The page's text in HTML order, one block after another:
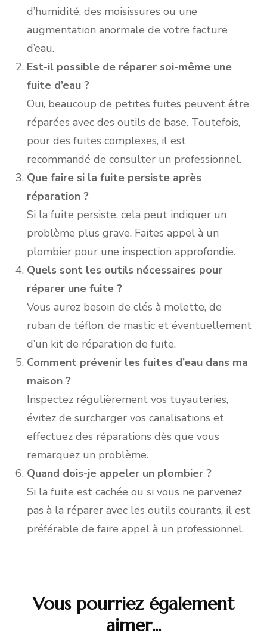
d’humidité, des moisissures ou une
augmentation anormale de votre facture
d’eau.
Est-il possible de réparer soi-même une
fuite d’eau ?
Oui, beaucoup de petites fuites peuvent être
réparées avec des outils de base. Toutefois,
pour des fuites complexes, il est
recommandé de consulter un professionnel.
Que faire si la fuite persiste après
réparation ?
Si la fuite persiste, cela peut indiquer un
problème plus grave. Faites appel à un
plombier pour une inspection approfondie.
Quels sont les outils nécessaires pour
réparer une fuite ?
Vous aurez besoin de clés à molette, de
ruban de téflon, de mastic et éventuellement
d’un kit de réparation de fuite.
Comment prévenir les fuites d’eau dans ma
maison ?
Inspectez régulièrement vos tuyauteries,
évitez de surcharger vos canalisations et
effectuez des réparations dès que vous
remarquez un problème.
Quand dois-je appeler un plombier ?
Si la fuite est cachée ou si vous ne parvenez
pas à la réparer avec les outils courants, il est
préférable de faire appel à un professionnel.
Navigation
Vous pourriez également
aimer...